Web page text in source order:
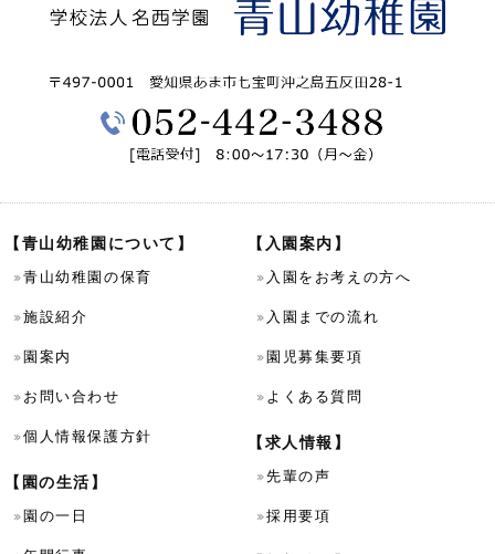
【青山幼稚園について】
青山幼稚園の保育
施設紹介
園案内
お問い合わせ
個人情報保護方針
【園の生活】
園の一日
【入園案内】
入園をお考えの方へ
入園までの流れ
園児募集要項
よくある質問
【求人情報】
先輩の声
採用要項